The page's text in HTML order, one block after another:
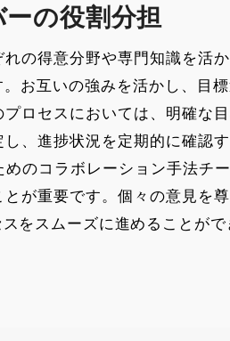
の役割分担
の得意分野や専門知識を活
お互いの強みを活かし、目
ロセスにおいては、明確な
、進捗状況を定期的に確認
めのコラボレーション手法チ
が重要です。個々の意見を
をスムーズに進めることがで